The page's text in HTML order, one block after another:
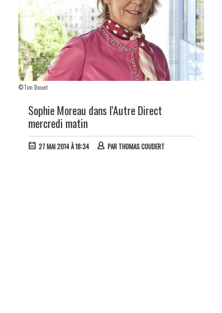
©Tim Douet
Sophie Moreau dans l'Autre Direct
mercredi matin
27 MAI 2014 À 18:34 PAR THOMAS COUDERT